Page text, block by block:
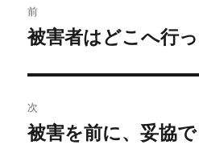
稿
ビ
ゲ
前
前
投
稿:
被害者はどこへ行っ
次
次
被害を前に、妥協で